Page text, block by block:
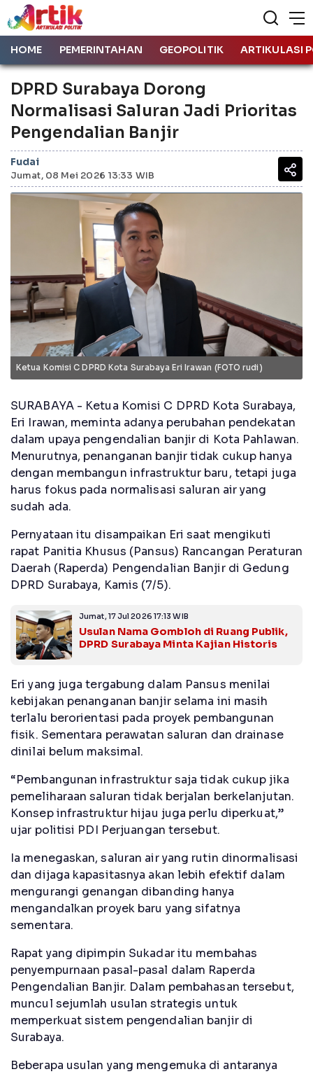
HOME PEMERINTAHAN GEOPOLITIK ARTIKULASI
DPRD Surabaya Dorong
Normalisasi Saluran Jadi Prioritas
Pengendalian Banjir
Fudai
Jumat, 08 Mei 2026 13:33 WIB
Ketua Komisi C DPRD Kota Surabaya Eri Irawan (FOTO rudi)
SURABAYA - Ketua Komisi C DPRD Kota Surabaya,
Eri Irawan, meminta adanya perubahan pendekatan
dalam upaya pengendalian banjir di Kota Pahlawan.
Menurutnya, penanganan banjir tidak cukup hanya
dengan membangun infrastruktur baru, tetapi juga
harus fokus pada normalisasi saluran air yang
sudah ada.
Pernyataan itu disampaikan Eri saat mengikuti
rapat Panitia Khusus (Pansus) Rancangan Peraturan
Daerah (Raperda) Pengendalian Banjir di Gedung
DPRD Surabaya, Kamis (7/5).
Jumat, 17 Jul 2026 17:13 WIB
Usulan Nama Gombloh di Ruang Publik,
DPRD Surabaya Minta Kajian Historis
Eri yang juga tergabung dalam Pansus menilai
kebijakan penanganan banjir selama ini masih
terlalu berorientasi pada proyek pembangunan
fisik. Sementara perawatan saluran dan drainase
dinilai belum maksimal.
“Pembangunan infrastruktur saja tidak cukup jika
pemeliharaan saluran tidak berjalan berkelanjutan.
Konsep infrastruktur hijau juga perlu diperkuat,”
ujar politisi PDI Perjuangan tersebut.
Ia menegaskan, saluran air yang rutin dinormalisasi
dan dijaga kapasitasnya akan lebih efektif dalam
mengurangi genangan dibanding hanya
mengandalkan proyek baru yang sifatnya
sementara.
Rapat yang dipimpin Sukadar itu membahas
penyempurnaan pasal-pasal dalam Raperda
Pengendalian Banjir. Dalam pembahasan tersebut,
muncul sejumlah usulan strategis untuk
memperkuat sistem pengendalian banjir di
Surabaya.
Beberapa usulan yang mengemuka di antaranya